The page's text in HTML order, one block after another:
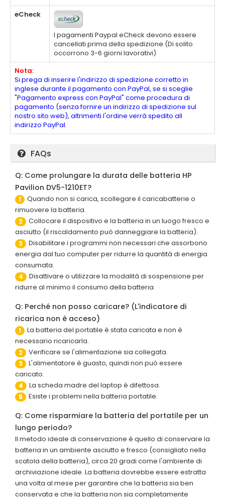
eCheck
I pagamenti Paypal eCheck devono essere
cancellati prima della spedizione.(Di solito
occorrono 3-6 giorni lavorativi)
Nota:
Si prega di inserire l'indirizzo di spedizione corretto in
inglese durante il pagamento con PayPal, se si sceglie
"Pagamento express con PayPal" come procedura di
pagamento (senza fornire un indirizzo di spedizione sul
nostro sito web), altrimenti l'ordine verrà spedito all
indirizzo PayPal.
FAQs
Q: Come prolungare la durata delle batteria HP
Pavilion DV5-1210ET?
1
Quando non si carica, scollegare il caricabatterie o
rimuovere la batteria.
2
Collocare il dispositivo e la batteria in un luogo fresco e
asciutto (il riscaldamento può danneggiare la batteria).
3
Disabilitare i programmi non necessari che assorbono
energia dal tuo computer per ridurre la quantità di energia
consumata.
4
Disattivare o utilizzare la modalità di sospensione per
ridurre al minimo il consumo della batteria.
Q: Perché non posso caricare? (L'indicatore di
ricarica non è acceso)
1
La batteria del portatile è stata caricata e non è
necessario ricaricarla.
2 Verificare se l'alimentazione sia collegata.
3
L'alimentatore è guasto, quindi non può essere
caricato.
4 La scheda madre del laptop è difettosa.
5 Esiste i problemi nella batteria portatile.
Q: Come risparmiare la batteria del portatile per un
lungo periodo?
Il metodo ideale di conservazione è quello di conservare la
batteria in un ambiente asciutto e fresco (consigliato nella
scatola della batteria), circa 20 gradi come l'ambiente di
archiviazione ideale. La batteria dovrebbe essere estratta
una volta al mese per garantire che la batteria sia ben
conservata e che la batteria non sia completamente